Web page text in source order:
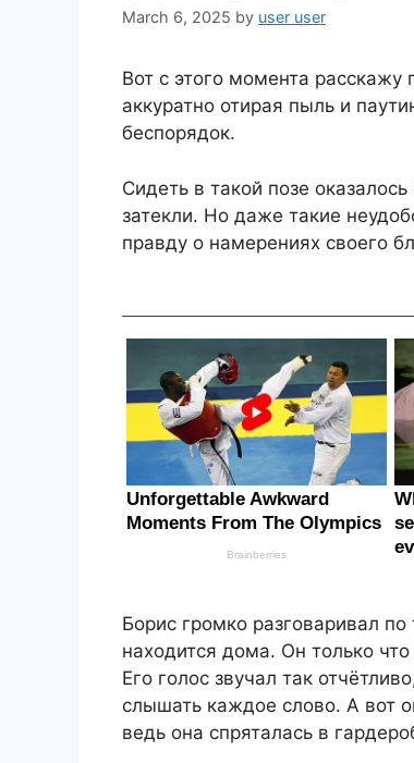
March 6, 2025 by user user
Вот с этого момента расскажу
аккуратно отирая пыль и
беспорядок.
Сидеть в такой позе
затекли. Но даже такие
правду о намерениях своего
Борис громко разговаривал
находится дома. Он только
Его голос звучал так
слышать каждое слово. А вот
ведь она спряталась в